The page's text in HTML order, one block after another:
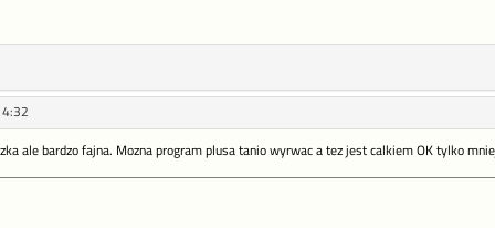
ale bardzo fajna. Mozna program plusa tanio wyrwac a tez jest calkiem OK tylko